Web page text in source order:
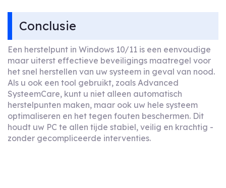
Conclusie
Een herstelpunt in Windows 10/11 is een eenvoudige
maar uiterst effectieve beveiligings maatregel voor
het snel herstellen van uw systeem in geval van nood.
Als u ook een tool gebruikt, zoals Advanced
SysteemCare, kunt u niet alleen automatisch
herstelpunten maken, maar ook uw hele systeem
optimaliseren en het tegen fouten beschermen. Dit
houdt uw PC te allen tijde stabiel, veilig en krachtig -
zonder gecompliceerde interventies.